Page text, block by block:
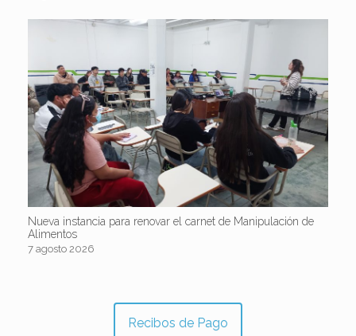
Nueva instancia para renovar el carnet de Manipulación de
Alimentos
7 agosto 2026
Recibos de Pago